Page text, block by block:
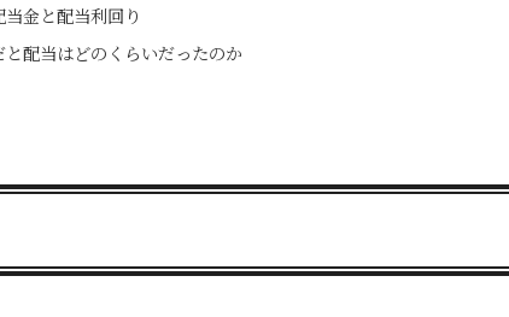
金と配当利回り
と配当はどのくらいだったのか